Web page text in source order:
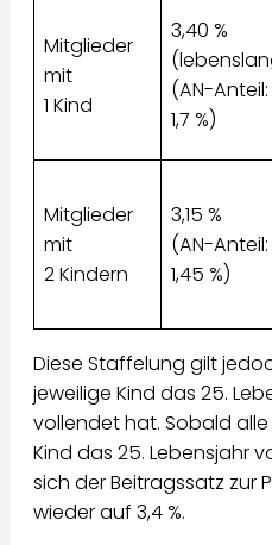
Mitglieder
mit
1 Kind
3,40 %
(AN-Anteil:
1,7 %)
Mitglieder
mit
2 Kindern
3,15 %
(AN-Anteil:
1,45 %)
Diese Staffelung gilt
jeweilige Kind das 25.
vollendet hat. Sobald
Kind das 25. Lebensjahr
sich der Beitragssatz zur
wieder auf 3,4 %.